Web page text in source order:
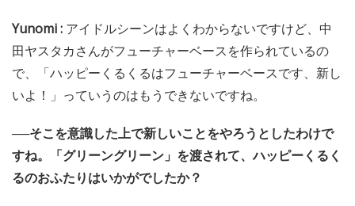
Yunomi : アイドルシーンはよくわからないですけど、中
田ヤスタカさんがフューチャーベースを作られているの
で、「ハッピーくるくるはフューチャーベースです、新し
いよ！」っていうのはもうできないですね。
──そこを意識した上で新しいことをやろうとしたわけで
すね。「グリーングリーン」を渡されて、ハッピーくるく
るのおふたりはいかがでしたか？